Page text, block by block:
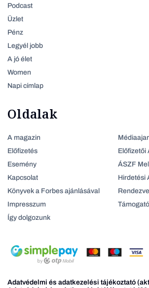
Podcast
Üzlet
Pénz
Legyél jobb
A jó élet
Women
Napi címlap
Oldalak
A magazin
Előfizetés
Esemény
Kapcsolat
Könyvek a Forbes ajánlásával
Impresszum
Így dolgozunk
Előfizetői
ÁSZF
Hirdetési
Adatvédelmi és adatkezelési tájékoztató